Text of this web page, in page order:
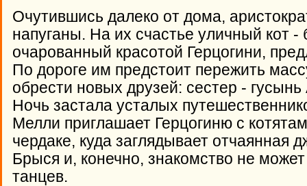
Очутившись далеко от дома,
напуганы. На их счастье уличный кот
очарованный красотой Герцогини,
По дороге им предстоит пережить
обрести новых друзей: сестер -
Ночь застала усталых
Мелли приглашает Герцогиню с
чердаке, куда заглядывает отчаянная
Брыся и, конечно, знакомство не
танцев.